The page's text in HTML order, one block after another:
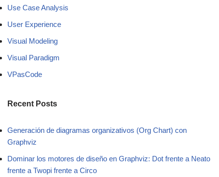
Use Case Analysis
User Experience
Visual Modeling
Visual Paradigm
VPasCode
Recent Posts
Generación de diagramas organizativos (Org Chart) con
Graphviz
Dominar los motores de diseño en Graphviz: Dot frente a Neato
frente a Twopi frente a Circo